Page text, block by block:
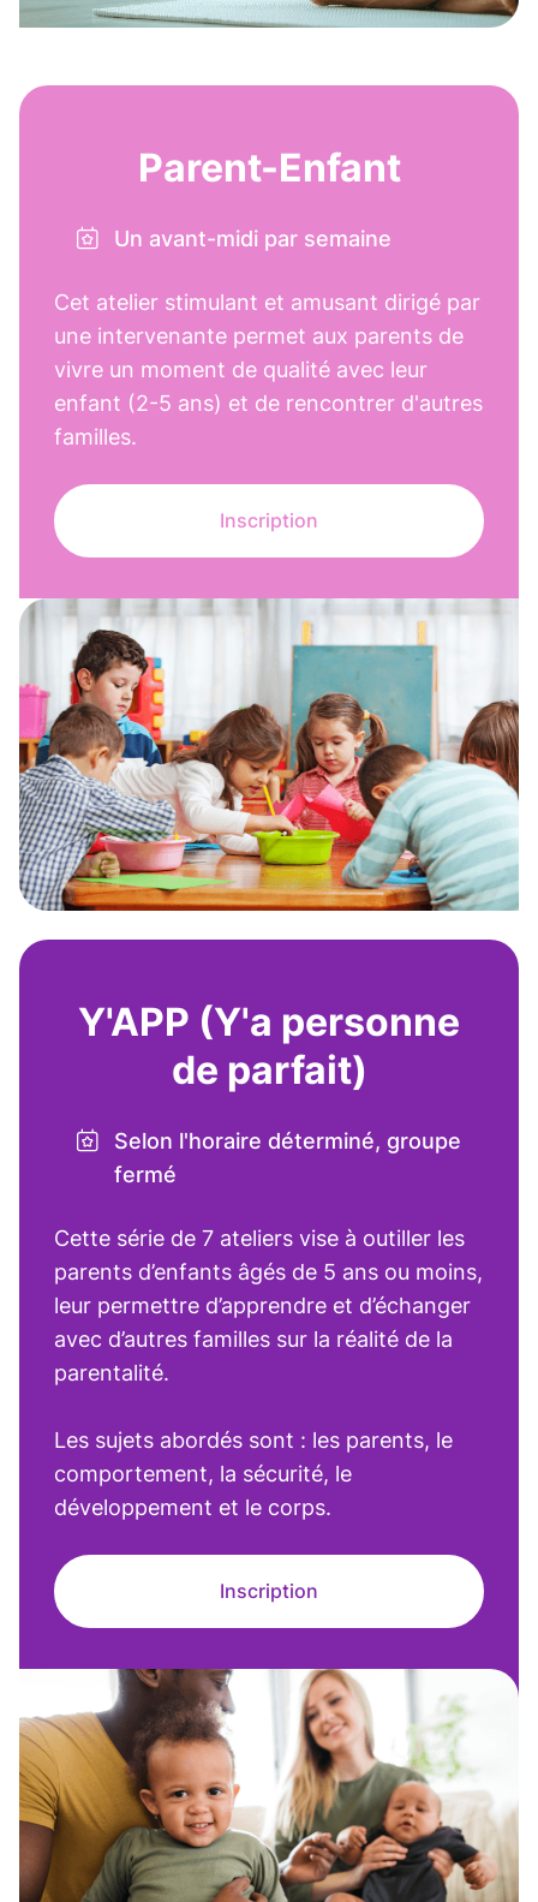
Parent-Enfant
Un avant-midi par semaine
Cet atelier stimulant et amusant dirigé par
une intervenante permet aux parents de
vivre un moment de qualité avec leur
enfant (2-5 ans) et de rencontrer d'autres
familles.
Inscription
Y'APP (Y'a personne
de parfait)
Selon l'horaire déterminé, groupe
fermé
Cette série de 7 ateliers vise à outiller les
parents d’enfants âgés de 5 ans ou moins,
leur permettre d’apprendre et d’échanger
avec d’autres familles sur la réalité de la
parentalité.
Les sujets abordés sont : les parents, le
comportement, la sécurité, le
développement et le corps.
Inscription